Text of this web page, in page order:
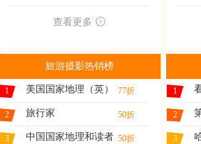
查看更多
旅游摄影热销榜
1 美国国家地理（英） 77折
2 旅行家 50折
3 中国国家地理和读者 50折
1
2
3